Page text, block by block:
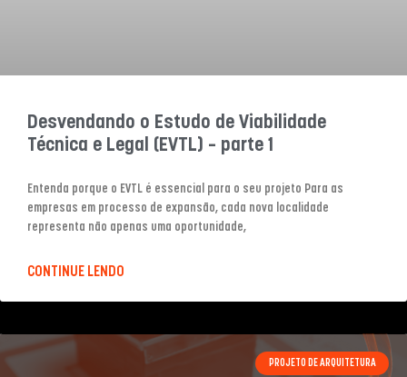
Desvendando o Estudo de Viabilidade
Técnica e Legal (EVTL) – parte 1
Entenda porque o EVTL é essencial para o seu projeto Para as
empresas em processo de expansão, cada nova localidade
representa não apenas uma oportunidade,
CONTINUE LENDO
PROJETO DE ARQUITETURA